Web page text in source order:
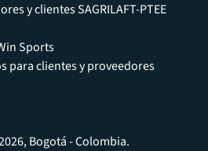
y clientes SAGRILAFT-PTEE
Sports
para clientes y proveedores
Bogotá - Colombia.